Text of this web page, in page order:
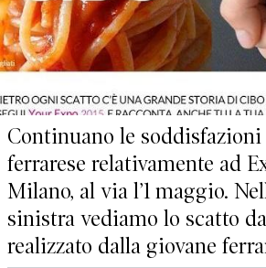
Continuano le
ferrarese relativamente ad
Milano, al via l’1 maggio.
sinistra vediamo lo scatto
realizzato dalla giovane